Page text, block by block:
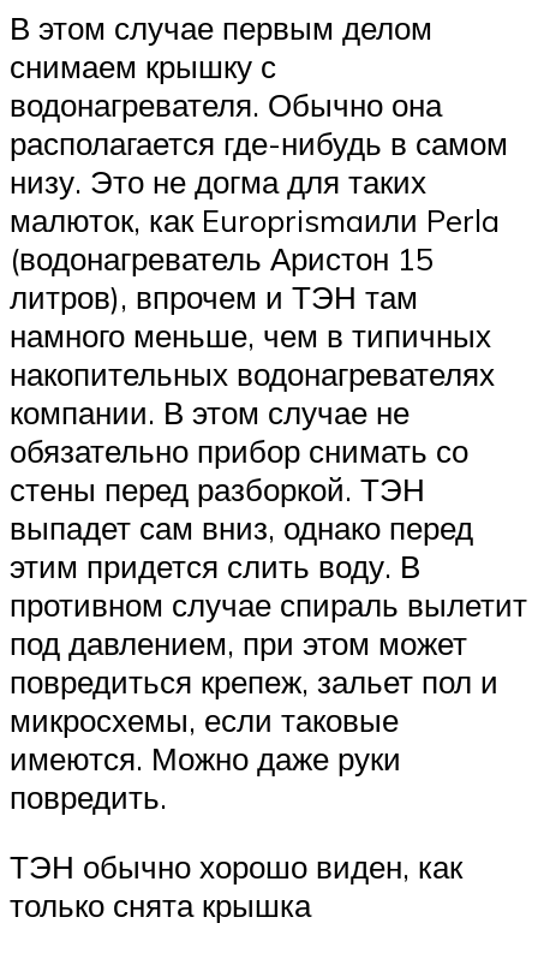
В этом случае первым делом
снимаем крышку с
водонагревателя. Обычно она
располагается где-нибудь в самом
низу. Это не догма для таких
малюток, как Europrismaили Perla
(водонагреватель Аристон 15
литров), впрочем и ТЭН там
намного меньше, чем в типичных
накопительных водонагревателях
компании. В этом случае не
обязательно прибор снимать со
стены перед разборкой. ТЭН
выпадет сам вниз, однако перед
этим придется слить воду. В
противном случае спираль вылетит
под давлением, при этом может
повредиться крепеж, зальет пол и
микросхемы, если таковые
имеются. Можно даже руки
повредить.
ТЭН обычно хорошо виден, как
только снята крышка